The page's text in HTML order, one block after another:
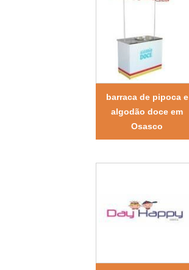
barraca de pipoca e
algodão doce em
Osasco